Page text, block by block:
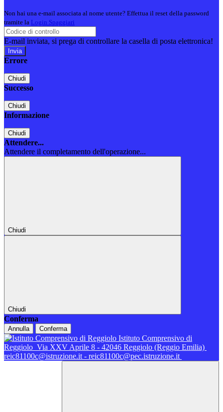
Non hai una e-mail associata al nome utente? Effettua il reset della password
tramite la Login Spaggiari
E-mail inviata, si prega di controllare la casella di posta elettronica!
Errore
Chiudi
Successo
Chiudi
Informazione
Chiudi
Attendere...
Attendere il completamento dell'operazione...
Chiudi
Chiudi
Conferma
Annulla Conferma
Istituto Comprensivo di
Reggiolo Via XXV Aprile 8 - 42046 Reggiolo (Reggio Emilia)
reic81100c@istruzione.it - reic81100c@pec.istruzione.it